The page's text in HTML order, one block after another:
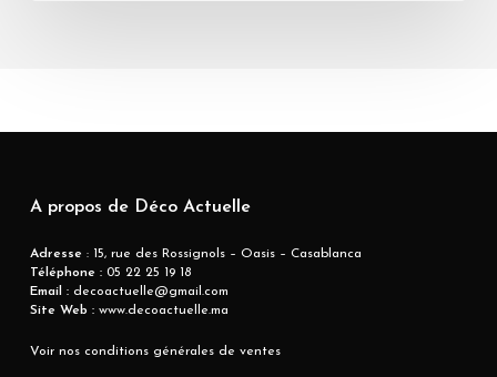
A propos de Déco Actuelle
Adresse : 15, rue des Rossignols – Oasis – Casablanca
Téléphone :05 22 25 19 18
Email :decoactuelle@gmail.com
Site Web :www.decoactuelle.ma
Voir nos conditions générales de ventes